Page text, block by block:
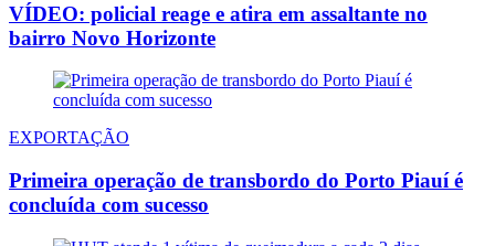
VÍDEO: policial reage e atira em assaltante no
bairro Novo Horizonte
EXPORTAÇÃO
Primeira operação de transbordo do Porto Piauí é
concluída com sucesso